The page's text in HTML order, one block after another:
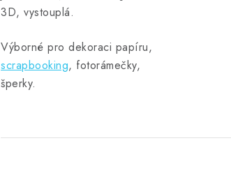
3D, vystouplá.
Výborné pro dekoraci papíru,
scrapbooking, fotorámečky,
šperky.